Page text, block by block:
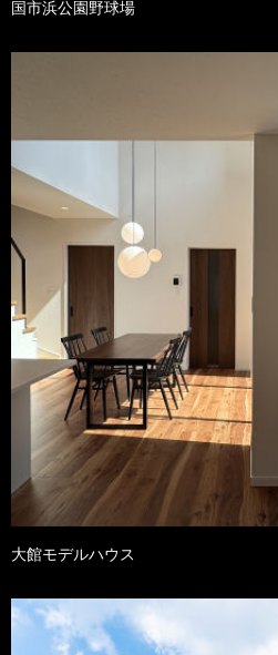
国市浜公園野球場
大館モデルハウス